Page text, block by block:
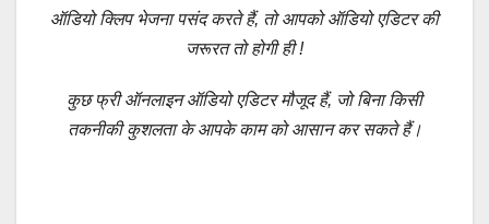
ऑडियो क्लिप भेजना पसंद करते हैं, तो आपको ऑडियो एडिटर की
जरूरत तो होगी ही !
कुछ फ्री ऑनलाइन ऑडियो एडिटर मौजूद हैं, जो बिना किसी
तकनीकी कुशलता के आपके काम को आसान कर सकते हैं।